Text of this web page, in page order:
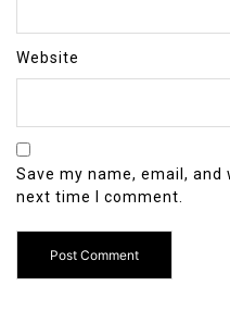
Website
Save my name, email,
next time I comment.